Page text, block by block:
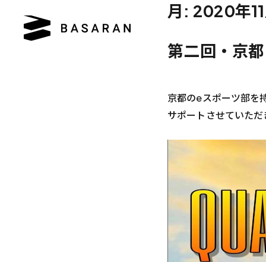
月: 2020年
第二回・京
京都のeスポーツ部を
サポートさせていた